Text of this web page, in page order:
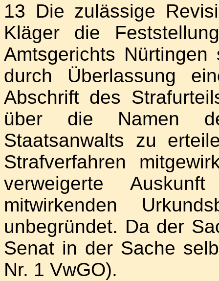
13 Die zulässige
Kläger die
Amtsgerichts
durch Überlassung
Abschrift des
über die Namen
Staatsanwalts zu
Strafverfahren
verweigerte
mitwirkenden
unbegründet. Da der
Senat in der Sache
Nr. 1 VwGO).